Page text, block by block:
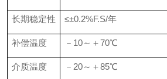
长期稳定性 ≤±0.2%F.S/年
补偿温度 －10～＋70℃
介质温度 －20～＋85℃